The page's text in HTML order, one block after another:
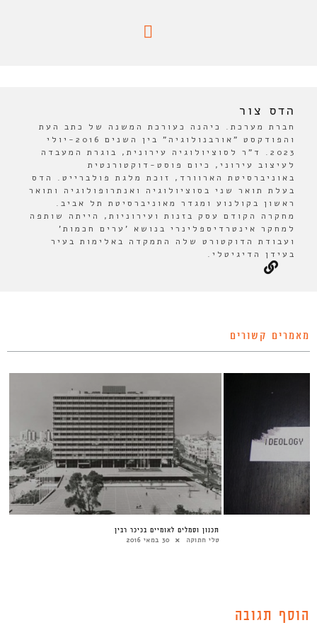
הדס צור
חברת מערכת. כיהנה כעורכת המשנה של כתב העת
והפודקסט "אורבנולוגיה" בין השנים 2016-יולי
2023. ד"ר לסוציולוגיה עירונית, בוגרת המעבדה
לעיצוב עירוני, כיום פוסט-דוקטורנטית
באוניברסיטת הארוורד, זוכת מלגת פולברייט. הדס
בעלת תואר שני בסוציולוגיה ואנתרופולוגיה ותואר
ראשון בקולנוע ומגדר מאוניברסיטת תל אביב.
מחקרה הקודם עסק בזנות ועירוניות, הייתה שותפה
למחקר אינטרדיספלינרי בנושא 'ערים חכמות'
ועבודת הדוקטורט שלה התמקדה באלימות בעיר
בעידן הדיגיטלי.
מאמרים קשורים
תכנון וסמלים לאומיים בכיכר רבין
טלי חתוקה 30 במאי 2016
הוסף תגובה